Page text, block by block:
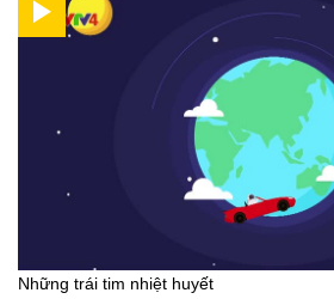
Những trái tim nhiệt huyết